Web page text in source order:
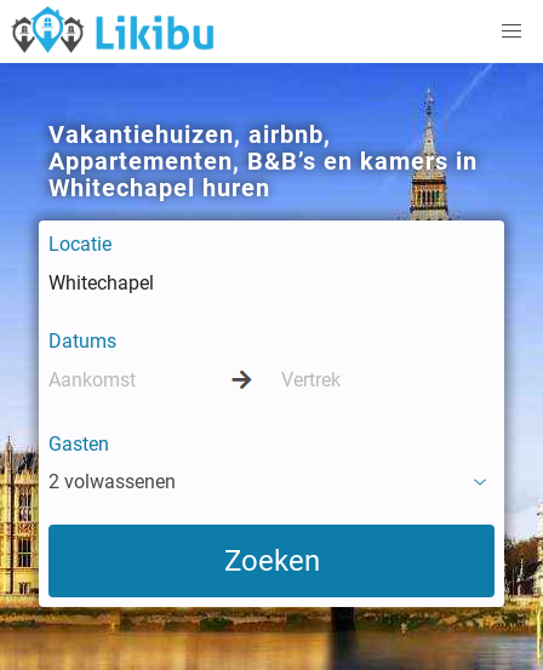
Vakantiehuizen, airbnb,
Appartementen, B&B’s en kamers in
Whitechapel huren
Locatie
Datums
Gasten
2 volwassenen